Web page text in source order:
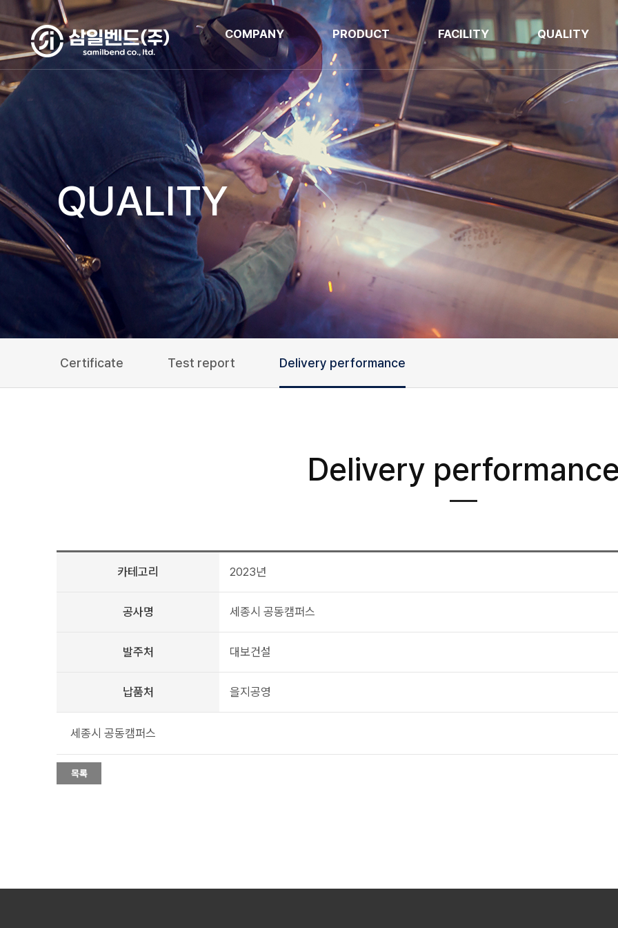
COMPANY PRODUCT FACILITY QUALITY
QUALITY
Certificate Test report Delivery performance
Delivery
카테고리 2023년
공사명 세종시 공동캠퍼스
발주처 대보건설
납품처 을지공영
세종시 공동캠퍼스